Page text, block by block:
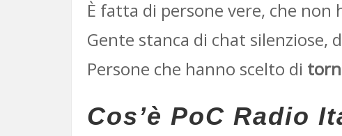
È fatta di persone vere, che
Gente stanca di chat
Persone che hanno scelto di
Cos’è PoC Radio